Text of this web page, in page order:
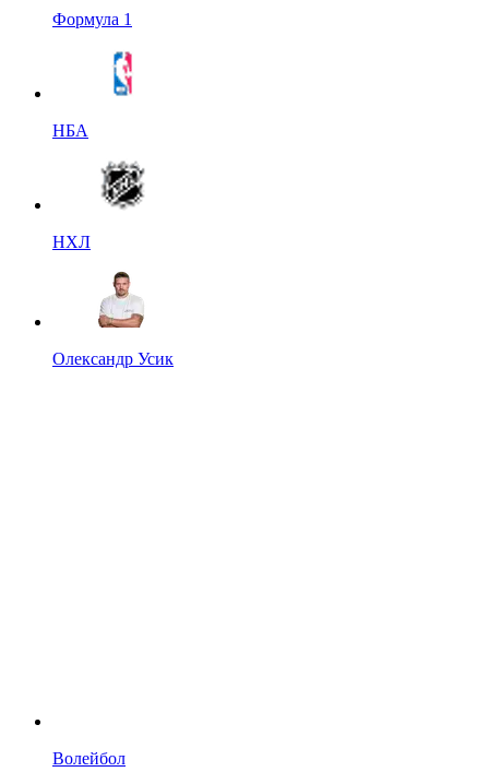
Формула 1
НБА
НХЛ
Олександр Усик
Волейбол